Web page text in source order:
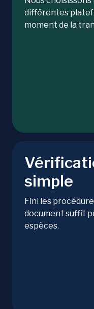
différentes
moment de la
simple
Fini les
document suffit
espèces.